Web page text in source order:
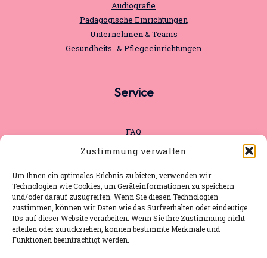
Zustimmung verwalten
Um Ihnen ein optimales Erlebnis zu bieten, verwenden wir
Technologien wie Cookies, um Geräteinformationen zu speichern
und/oder darauf zuzugreifen. Wenn Sie diesen Technologien
zustimmen, können wir Daten wie das Surfverhalten oder eindeutige
IDs auf dieser Website verarbeiten. Wenn Sie Ihre Zustimmung nicht
erteilen oder zurückziehen, können bestimmte Merkmale und
Funktionen beeinträchtigt werden.
Audiografie
Pädagogische Einrichtungen
Unternehmen & Teams
Gesundheits- & Pflegeeinrichtungen
Service
FAQ
Impressum
Datenschutz
Kennenlernen